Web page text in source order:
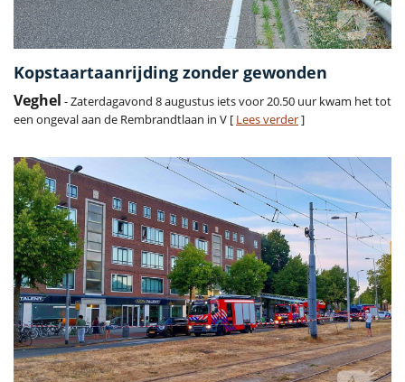
Kopstaartaanrijding zonder gewonden
Veghel - Zaterdagavond 8 augustus iets voor 20.50 uur kwam het tot
een ongeval aan de Rembrandtlaan in V [ Lees verder]